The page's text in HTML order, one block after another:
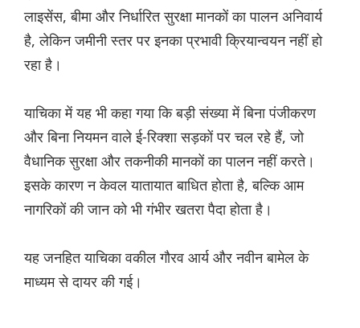
लाइसेंस, बीमा और निर्धारित सुरक्षा मानकों का पालन अनिवार्य
है, लेकिन जमीनी स्तर पर इनका प्रभावी क्रियान्वयन नहीं हो
रहा है।
याचिका में यह भी कहा गया कि बड़ी संख्या में बिना पंजीकरण
और बिना नियमन वाले ई-रिक्शा सड़कों पर चल रहे हैं, जो
वैधानिक सुरक्षा और तकनीकी मानकों का पालन नहीं करते।
इसके कारण न केवल यातायात बाधित होता है, बल्कि आम
नागरिकों की जान को भी गंभीर खतरा पैदा होता है।
यह जनहित याचिका वकील गौरव आर्य और नवीन बामेल के
माध्यम से दायर की गई।